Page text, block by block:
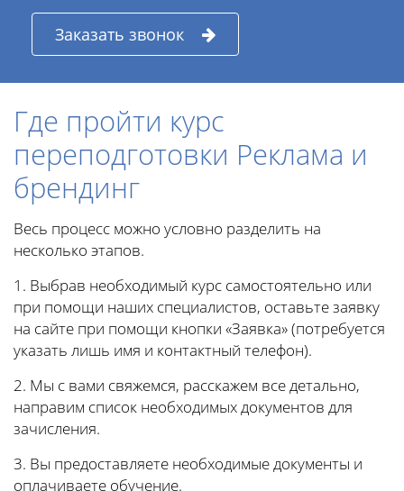
Заказать звонок
Где пройти курс
переподготовки Реклама и
брендинг
Весь процесс можно условно разделить на
несколько этапов.
1. Выбрав необходимый курс самостоятельно или
при помощи наших специалистов, оставьте заявку
на сайте при помощи кнопки «Заявка» (потребуется
указать лишь имя и контактный телефон).
2. Мы с вами свяжемся, расскажем все детально,
направим список необходимых документов для
зачисления.
3. Вы предоставляете необходимые документы и
оплачиваете обучение.